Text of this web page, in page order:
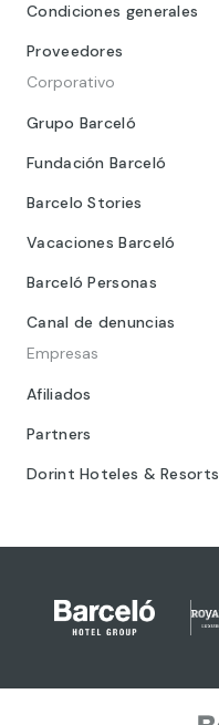
Condiciones generales
Proveedores
Corporativo
Grupo Barceló
Fundación Barceló
Barcelo Stories
Vacaciones Barceló
Barceló Personas
Canal de denuncias
Empresas
Afiliados
Partners
Dorint Hoteles & Resorts